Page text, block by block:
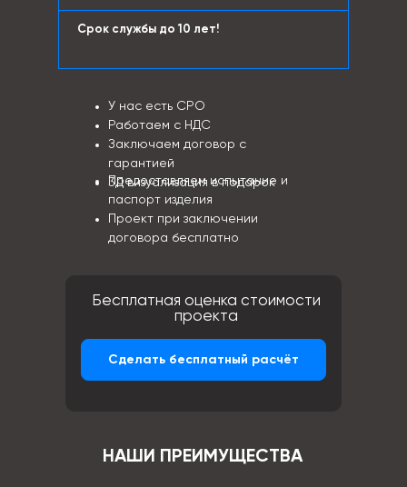
Срок службы до 10 лет!
Предоставляем испытание и
паспорт изделия
Проект при заключении
договора бесплатно
У нас есть СРО
Работаем с НДС
Заключаем договор с
гарантией
3Д визуализация в подарок
НАШИ ПРЕИМУЩЕСТВА
Бесплатная оценка стоимости
проекта
Сделать бесплатный расчёт